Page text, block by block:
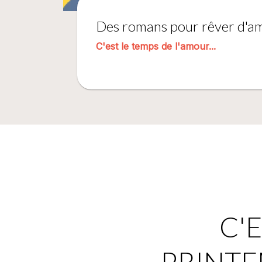
Des romans pour rêver
C'est le temps de l'amour...